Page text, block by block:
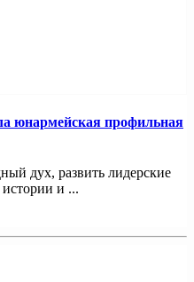
юнармейская профильная
дух, развить лидерские
истории и ...